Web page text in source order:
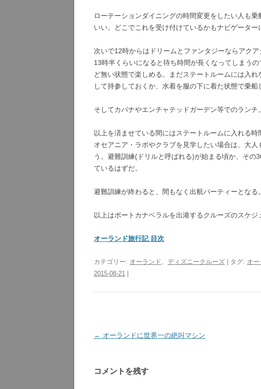
ローテーションダイニングの時間変更をしたい人も
いい。どこでこれを受け付けているかもナビゲーター
次いで12時からはドリームとファンタジーならアクア
13時半くらいになると待ち時間が長くなってしまう
ど無い状態で楽しめる。まだステートルームには入
して持参しておくか、水着を服の下に着た状態で乗船
そしてカバナやエンチャテッドガーデン等でのランチ。
以上を済ませている間にはステートルームに入れる
オセアニア・ラボやクラブを見学したい場合は、大
う。避難訓練(ドリルと呼ばれる)が始まる頃か、その
ているはずだ。
避難訓練が終わると、間もなく出航パーティーとなる。
以上はポートカナベラルを出港するクルーズのスケジ
オーランド旅行記 目次
カテゴリー: オーランド ディズニークルーズ | タグ: オー
2015-08-21
投
ビ
← オーランドに世界一の絶叫マシン
コメントを残す